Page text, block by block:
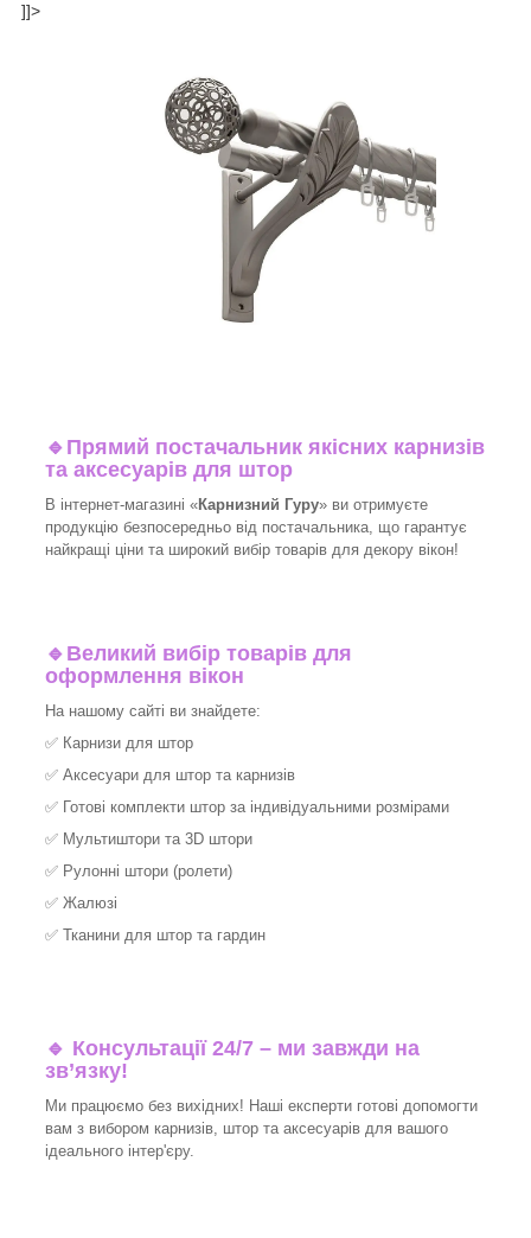
]]>
🔹 Прямий постачальник якісних карнизів
та аксесуарів для штор
В інтернет-магазині «Карнизний Гуру» ви отримуєте
продукцію безпосередньо від постачальника, що гарантує
найкращі ціни та широкий вибір товарів для декору вікон!​
🔹 Великий вибір товарів для
оформлення вікон
На нашому сайті ви знайдете:
✅ Карнизи для штор
✅ Аксесуари для штор та карнизів
✅ Готові комплекти штор за індивідуальними розмірами
✅ Мультиштори та 3D штори
✅ Рулонні штори (ролети)
✅ Жалюзі
✅ Тканини для штор та гардин
🔹 Консультації 24/7 – ми завжди на
зв’язку!
Ми працюємо без вихідних! Наші експерти готові допомогти
вам з вибором карнизів, штор та аксесуарів для вашого
ідеального інтер'єру.​